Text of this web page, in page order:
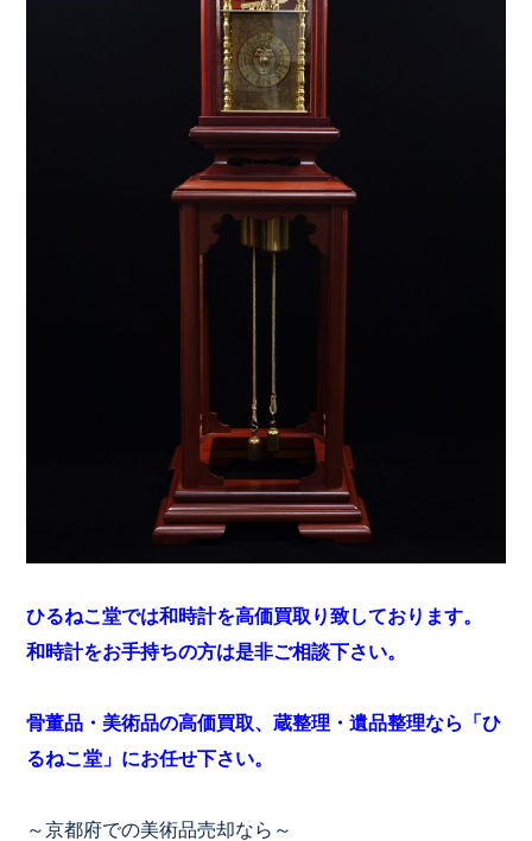
ひるねこ堂では和時計を高価買取り致しております。
和時計をお手持ちの方は是非ご相談下さい。
骨董品・美術品の高価買取、蔵整理・遺品整理なら「ひ
るねこ堂」にお任せ下さい。
～京都府での美術品売却なら～